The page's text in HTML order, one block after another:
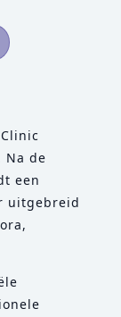
Na de
een
uitgebreid